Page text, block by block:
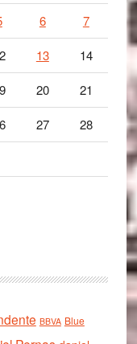
6 7
13 14
20 21
27 28
BBVA Blue